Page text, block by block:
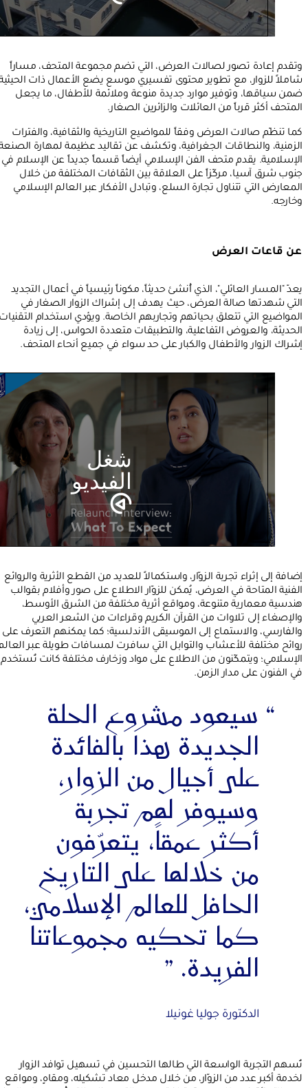
وتقدم إعادة تصور لصالات العرض، التي تضم مجموعة المتحف، مساراً
شاملاً للزوار، مع تطوير محتوى تفسيري موسع يضع الأعمال ذات
ضمن سياقها، وتوفير موارد جديدة منوعة وملائمة للأطفال، ما يجعل
المتحف أكثر قرباً من العائلات والزائرين الصغار.
كما تنظّم صالات العرض وفقاً للمواضيع التاريخية والثقافية، والفترات
الزمنية، والنطاقات الجغرافية، وتكشف عن تقاليد عظيمة لمهارة
الإسلامية. يقدم متحف الفن الإسلامي أيضاً قسماً جديداً عن الإسلام في
جنوب شرق آسيا، مركّزاً على العلاقة بين الثقافات المختلفة من خلال
المعارض التي تتناول تجارة السلع، وتبادل الأفكار عبر العالم الإسلامي
وخارجه.
عن قاعات العرض
يعدّ "المسار العائلي"، الذي أُنشئ حديثاً، مكوناً رئيسياً في أعمال التجديد
التي شهدتها صالة العرض، حيث يهدف إلى إشراك الزوار الصغار في
المواضيع التي تتعلق بحياتهم وتجاربهم الخاصة. ويؤدي استخدام
الحديثة، والعروض التفاعلية، والتطبيقات متعددة الحواس، إلى زيادة
إشراك الزوار والأطفال والكبار على حد سواء في جميع أنحاء المتحف.
شغل
الفيديو
إضافة إلى إثراء تجربة الزوّار، واستكمالاً للعديد من القطع الأثرية والروائع
الفنية المتاحة في العرض، يُمكن للزوّار الاطلاع على صور وأفلام بقوالب
هندسية معمارية متنوعة، ومواقع أثرية مختلفة من الشرق الأوسط،
والإصغاء إلى تلاوات من القرآن الكريم وقراءات من الشعر العربي
والفارسي، والاستماع إلى الموسيقى الأندلسية؛ كما يمكنهم التعرف على
روائح مختلفة للأعشاب والتوابل التي سافرت لمسافات طويلة عبر
الإسلامي؛ ويتمكّنون من الاطلاع على مواد وزخارف مختلفة كانت تُستخدم
في الفنون على مدار الزمن.
“ سيعود مشروع الحلة
الجديدة هذا بالفائدة
على أجيال من الزوار،
وسيوفر لهم تجربة
أكثر عمقاً، يتعرّفون
من خلالها على التاريخ
الحافل للعالم الإسلامي،
كما تحكيه مجموعاتنا
الفريدة. ”
الدكتورة جوليا غونيلا
تُسهم التجربة الواسعة التي طالها التحسين في تسهيل توافد الزوار
لخدمة أكبر عدد من الزوّار، من خلال مدخل معاد تشكيله، ومقاهٍ، ومواقع